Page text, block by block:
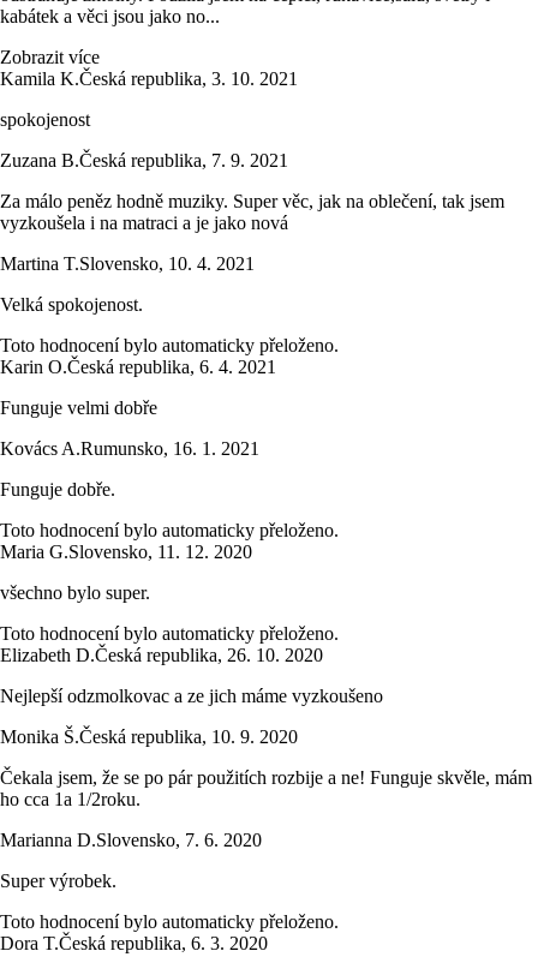
kabátek a věci jsou jako no...
Zobrazit více
Kamila K.Česká republika, 3. 10. 2021
spokojenost
Zuzana B.Česká republika, 7. 9. 2021
Za málo peněz hodně muziky. Super věc, jak na oblečení, tak jsem
vyzkoušela i na matraci a je jako nová
Martina T.Slovensko, 10. 4. 2021
Velká spokojenost.
Toto hodnocení bylo automaticky přeloženo.
Karin O.Česká republika, 6. 4. 2021
Funguje velmi dobře
Kovács A.Rumunsko, 16. 1. 2021
Funguje dobře.
Toto hodnocení bylo automaticky přeloženo.
Maria G.Slovensko, 11. 12. 2020
všechno bylo super.
Toto hodnocení bylo automaticky přeloženo.
Elizabeth D.Česká republika, 26. 10. 2020
Nejlepší odzmolkovac a ze jich máme vyzkoušeno
Monika Š.Česká republika, 10. 9. 2020
Čekala jsem, že se po pár použitích rozbije a ne! Funguje skvěle, mám
ho cca 1a 1/2roku.
Marianna D.Slovensko, 7. 6. 2020
Super výrobek.
Toto hodnocení bylo automaticky přeloženo.
Dora T.Česká republika, 6. 3. 2020